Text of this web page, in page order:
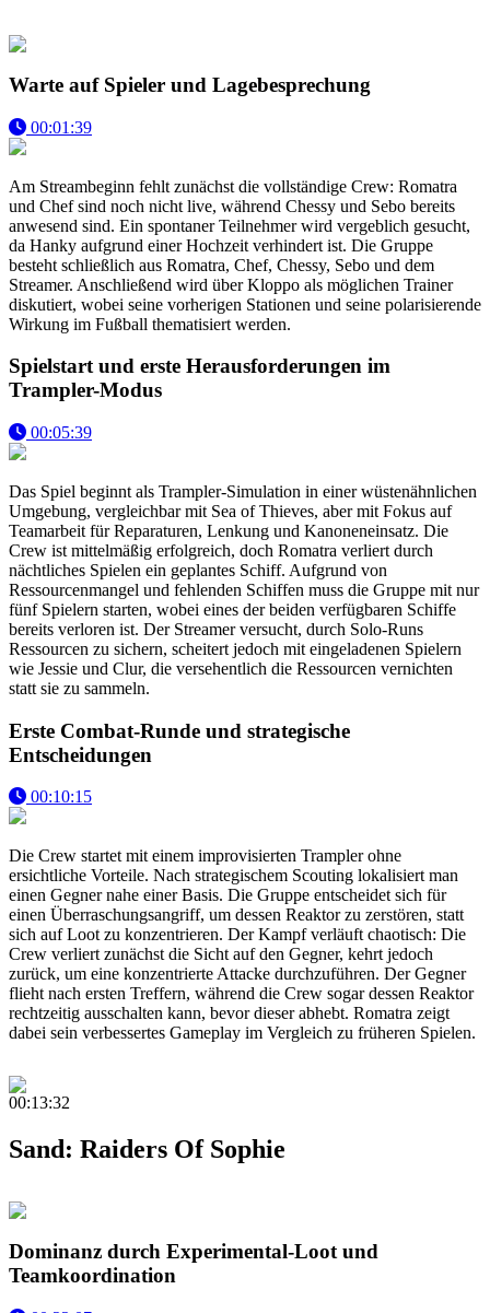
Warte auf Spieler und Lagebesprechung
00:01:39
Am Streambeginn fehlt zunächst die vollständige Crew: Romatra
und Chef sind noch nicht live, während Chessy und Sebo bereits
anwesend sind. Ein spontaner Teilnehmer wird vergeblich gesucht,
da Hanky aufgrund einer Hochzeit verhindert ist. Die Gruppe
besteht schließlich aus Romatra, Chef, Chessy, Sebo und dem
Streamer. Anschließend wird über Kloppo als möglichen Trainer
diskutiert, wobei seine vorherigen Stationen und seine polarisierende
Wirkung im Fußball thematisiert werden.
Spielstart und erste Herausforderungen im
Trampler-Modus
00:05:39
Das Spiel beginnt als Trampler-Simulation in einer wüstenähnlichen
Umgebung, vergleichbar mit Sea of Thieves, aber mit Fokus auf
Teamarbeit für Reparaturen, Lenkung und Kanoneneinsatz. Die
Crew ist mittelmäßig erfolgreich, doch Romatra verliert durch
nächtliches Spielen ein geplantes Schiff. Aufgrund von
Ressourcenmangel und fehlenden Schiffen muss die Gruppe mit nur
fünf Spielern starten, wobei eines der beiden verfügbaren Schiffe
bereits verloren ist. Der Streamer versucht, durch Solo-Runs
Ressourcen zu sichern, scheitert jedoch mit eingeladenen Spielern
wie Jessie und Clur, die versehentlich die Ressourcen vernichten
statt sie zu sammeln.
Erste Combat-Runde und strategische
Entscheidungen
00:10:15
Die Crew startet mit einem improvisierten Trampler ohne
ersichtliche Vorteile. Nach strategischem Scouting lokalisiert man
einen Gegner nahe einer Basis. Die Gruppe entscheidet sich für
einen Überraschungsangriff, um dessen Reaktor zu zerstören, statt
sich auf Loot zu konzentrieren. Der Kampf verläuft chaotisch: Die
Crew verliert zunächst die Sicht auf den Gegner, kehrt jedoch
zurück, um eine konzentrierte Attacke durchzuführen. Der Gegner
flieht nach ersten Treffern, während die Crew sogar dessen Reaktor
rechtzeitig ausschalten kann, bevor dieser abhebt. Romatra zeigt
dabei sein verbessertes Gameplay im Vergleich zu früheren Spielen.
00:13:32
Sand: Raiders Of Sophie
Dominanz durch Experimental-Loot und
Teamkoordination